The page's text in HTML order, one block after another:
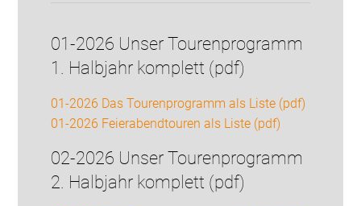
01-2026 Unser Tourenprogramm
1. Halbjahr komplett (pdf)
01-2026 Das Tourenprogramm als Liste (pdf)
01-2026 Feierabendtouren als Liste (pdf)
02-2026 Unser Tourenprogramm
2. Halbjahr komplett (pdf)